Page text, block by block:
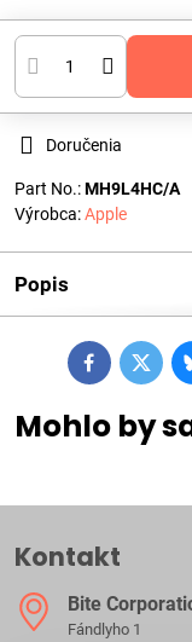
Doručenia
Part No.:MH9L4HC/A
Výrobca:Apple
Popis
FacebookTwitter
Mohlo by
Kontakt
Bite
Fándlyho 1